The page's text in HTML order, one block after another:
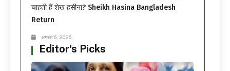
चाहती हैं शेख हसीना? Sheikh Hasina Bangladesh
Return
अगस्त 6, 2026
Editor's Picks